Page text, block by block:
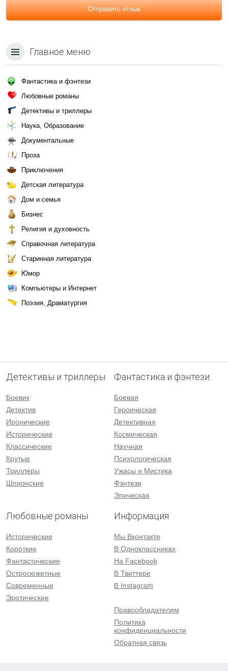
Отправить отзыв
Главное меню
Фантастика и фэнтези
Любовные романы
Детективы и триллеры
Наука, Образование
Документальные
Проза
Приключения
Детская литература
Дом и семья
Бизнес
Религия и духовность
Справочная литература
Старинная литература
Юмор
Компьютеры и Интернет
Поэзия, Драматургия
Детективы и триллеры
Боевик
Детектив
Иронические
Исторические
Классические
Крутые
Триллеры
Шпионские
Фантастика и фэнтези
Боевая
Героическая
Детективная
Космическая
Научная
Психологическая
Ужасы и Мистика
Фэнтези
Эпическая
Любовные романы
Исторические
Короткие
Фантастические
Остросюжетные
Современные
Эротические
Информация
Мы Вконтакте
В Одноклассниках
На Facebook
В Твиттере
В Instagram
Правообладателям
Политика
конфиденциальности
Обратная связь